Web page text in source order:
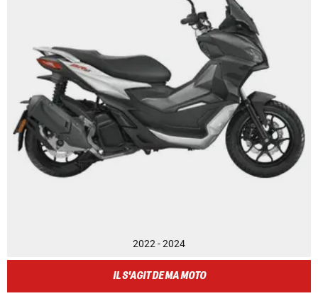
2022 - 2024
IL S'AGIT DE MA MOTO